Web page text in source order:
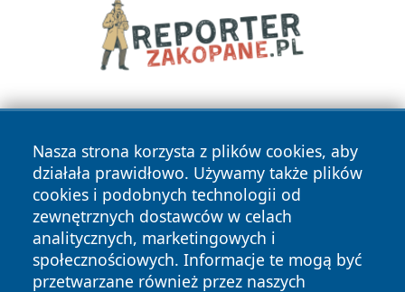
Nasza strona korzysta z plików cookies, aby
działała prawidłowo. Używamy także plików
cookies i podobnych technologii od
zewnętrznych dostawców w celach
analitycznych, marketingowych i
społecznościowych. Informacje te mogą być
przetwarzane również przez naszych
Copyright © 2026 faktykrakowa.pl Wszystkie prawa
zastrzeżone.